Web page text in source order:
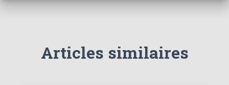
Articles similaires